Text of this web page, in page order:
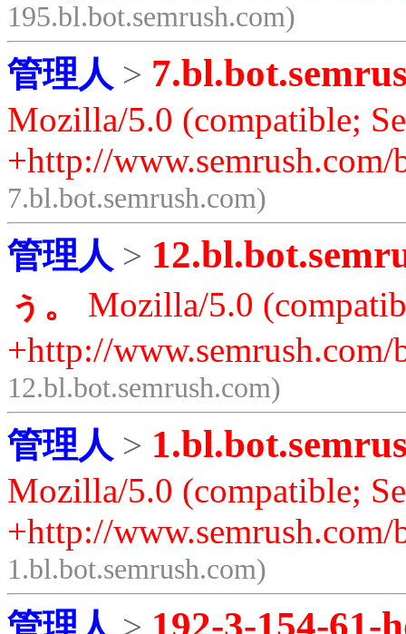
195.bl.bot.semrush.com)
管理人 >
Mozilla/5.0 (compatible;
+http://
7.bl.bot.semrush.com)
管理人 >
ぅ。
Mozilla/5.0
+http://
12.bl.bot.semrush.com)
管理人 >
Mozilla/5.0 (compatible;
+http://
1.bl.bot.semrush.com)
192-3-154-61-